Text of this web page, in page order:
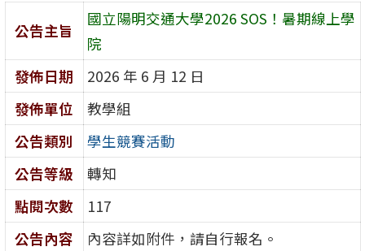
公告主旨
國立陽明交通大學2026 SOS！暑期線上學
院
發佈日期
2026 年 6 月 12 日
發佈單位
教學組
公告類別
學生競賽活動
公告等級
轉知
點閱次數
117
公告內容
內容詳如附件，請自行報名。